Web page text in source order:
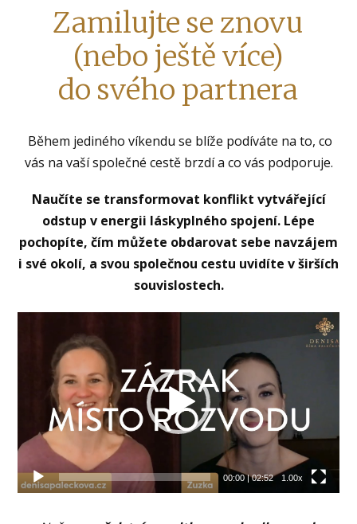
Zamilujte se znovu
(nebo ještě více)
do svého partnera
Během jediného víkendu se blíže podíváte na to, co
vás na vaší společné cestě brzdí a co vás podporuje.
Naučíte se transformovat konflikt vytvářející
odstup v energii láskyplného spojení. Lépe
pochopíte, čím můžete obdarovat sebe navzájem
i své okolí, a svou společnou cestu uvidíte v širších
souvislostech.
přehrávač
00:00|02:52 1.00x